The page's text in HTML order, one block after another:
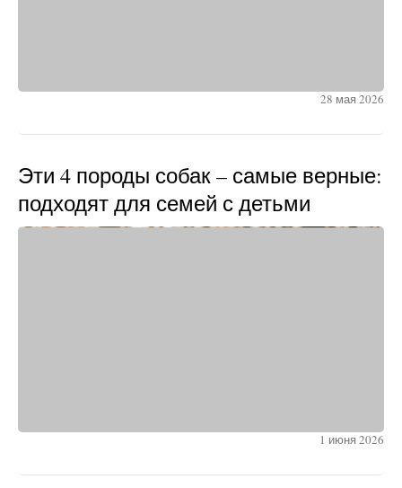
28 мая 2026
Эти 4 породы собак – самые верные:
подходят для семей с детьми
1 июня 2026